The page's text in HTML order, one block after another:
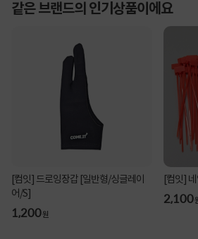
같은 브랜드의 인기상품이에요
[컴잇] 드로잉장갑 [일반형/싱글레이
어/S]
1,200원
2,100